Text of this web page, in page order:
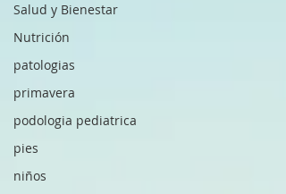
Salud y Bienestar
Nutrición
patologias
primavera
podologia pediatrica
pies
niños